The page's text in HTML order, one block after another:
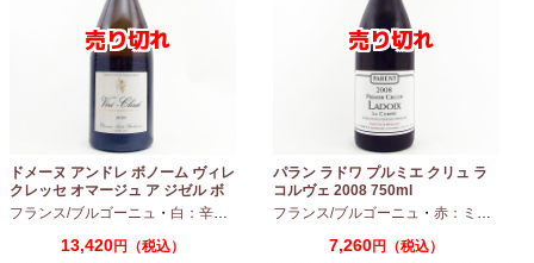
ドメーヌ アンドレ ボノーム ヴィレ
クレッセ オマージュ ア ジゼル ボ
ノーム 2023 750ml
フランス/ブルゴーニュ ・ 白：辛口 シャルドネ
13,420円（税込）
パラン ラドワ プルミエ クリュ ラ
コルヴェ 2008 750ml
フランス/ブルゴーニュ ・ 赤：ミディアムボディ
7,260円（税込）